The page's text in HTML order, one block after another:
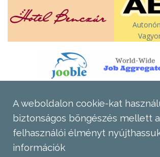
A weboldalon cookie-kat
biztonságos böngészés mellett
felhasználói élményt
információk